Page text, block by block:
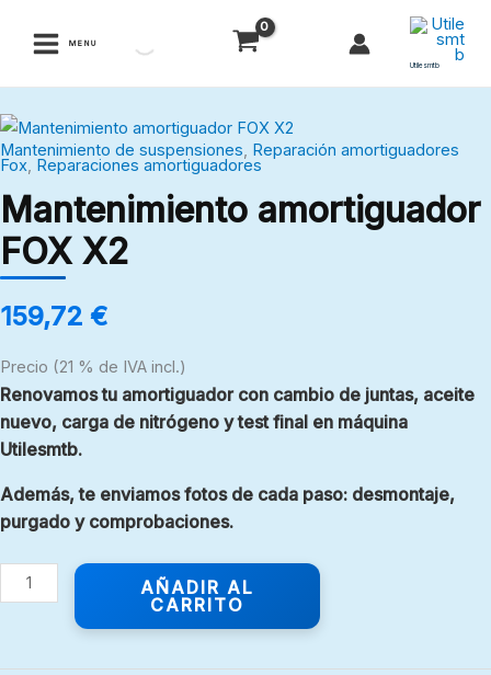
MENU
Utilesmtb
Mantenimiento de suspensiones, Reparación amortiguadores
Fox, Reparaciones amortiguadores
Mantenimiento amortiguador
FOX X2
159,72 €
Precio (21 % de IVA incl.)
Renovamos tu amortiguador con cambio de juntas, aceite
nuevo, carga de nitrógeno y test final en máquina
Utilesmtb.
Además, te enviamos fotos de cada paso: desmontaje,
purgado y comprobaciones.
Mantenimiento
amortiguador
X2
cantidad
AÑADIR AL
CARRITO